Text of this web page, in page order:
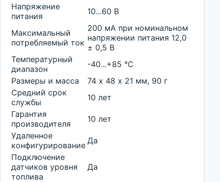
Напряжение
питания
10...60 В
Максимальный
потребляемый ток
200 мА при номинальном
напряжении питания 12,0
± 0,5 В
Температурный
диапазон
-40...+85 °С
Размеры и масса
74 х 48 х 21 мм, 90 г
Средний срок
службы
10 лет
Гарантия
производителя
10 лет
Удаленное
конфигурирование Да
Подключение
датчиков уровня
топлива
Да